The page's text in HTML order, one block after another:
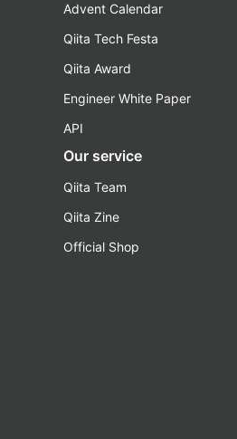
Advent Calendar
Qiita Tech Festa
Qiita Award
Engineer White Paper
API
Our service
Qiita Team
Qiita Zine
Official Shop